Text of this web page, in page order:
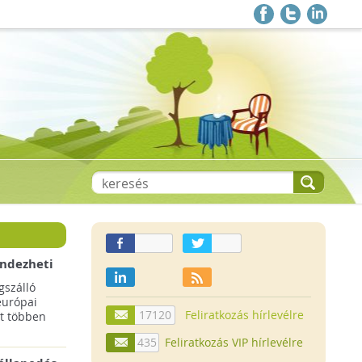
többen
17120
Feliratkozás hírlevélre
435
Feliratkozás VIP hírlevélre